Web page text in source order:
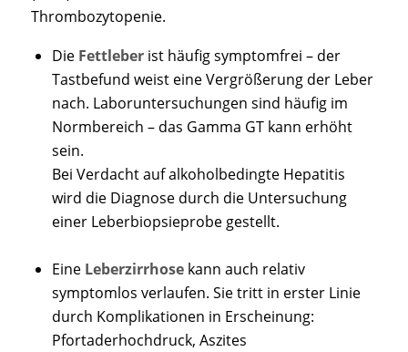
Thrombozytopenie.
Die Fettleberist häufig symptomfrei – der
Tastbefund weist eine Vergrößerung der Leber
nach. Laboruntersuchungen sind häufig im
Normbereich – das Gamma GT kann erhöht
sein.
Bei Verdacht auf alkoholbedingte Hepatitis
wird die Diagnose durch die Untersuchung
einer Leberbiopsieprobe gestellt.
Eine Leberzirrhosekann auch relativ
symptomlos verlaufen. Sie tritt in erster Linie
durch Komplikationen in Erscheinung:
Pfortaderhochdruck, Aszites